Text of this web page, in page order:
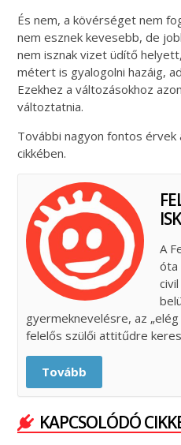
És nem, a kövérséget nem
nem esznek kevesebb, de
nem isznak vizet üdítő
métert is gyalogolni hazáig,
Ezekhez a változásokhoz
változtatnia.
További nagyon fontos érvek
cikkében.
A
óta
gyermeknevelésre, az
felelős szülői attitűdre
Tovább
KAPCSOLÓDÓ